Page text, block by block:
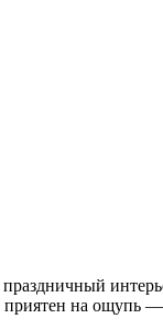
праздничный
на ощупь —